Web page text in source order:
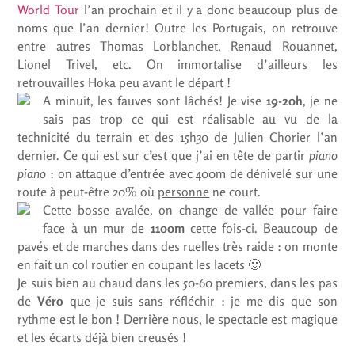
World Tour l’an prochain et il y a donc beaucoup plus de
noms que l’an dernier! Outre les Portugais, on retrouve
entre autres Thomas Lorblanchet, Renaud Rouannet,
Lionel Trivel, etc. On immortalise d’ailleurs les
retrouvailles Hoka peu avant le départ !
A minuit, les fauves sont lâchés! Je vise 19-20h, je ne
sais pas trop ce qui est réalisable au vu de la
technicité du terrain et des 15h30 de Julien Chorier l’an
dernier. Ce qui est sur c’est que j’ai en tête de partir piano
piano : on attaque d’entrée avec 400m de dénivelé sur une
route à peut-être 20% où personne ne court.
Cette bosse avalée, on change de vallée pour faire
face à un mur de 1100mcette fois-ci. Beaucoup de
pavés et de marches dans des ruelles très raide : on monte
en fait un col routier en coupant les lacets 🙂
Je suis bien au chaud dans les 50-60 premiers, dans les pas
deVéro que je suis sans réfléchir : je me dis que son
rythme est le bon ! Derrière nous, le spectacle est magique
et les écarts déjà bien creusés !